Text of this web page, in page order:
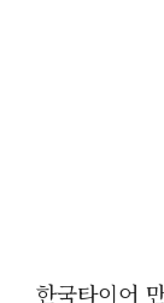
한국타이어